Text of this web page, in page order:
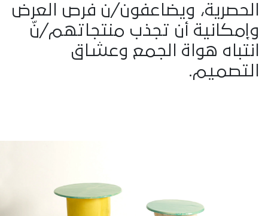
الحصرية، ويضاعفون/ن فرص العرض
وإمكانية أن تجذب منتجاتهم/نّ
انتباه هواة الجمع وعشاق
التصميم.